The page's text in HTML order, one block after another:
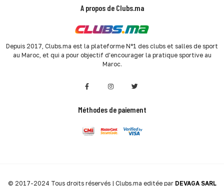
A propos de Clubs.ma
Depuis 2017, Clubs.ma est la plateforme N°1 des clubs et salles de sport
au Maroc, et qui a pour objectif d'encourager la pratique sportive au
Maroc.
Méthodes de paiement
© 2017-2024 Tous droits réservés | Clubs.ma editée par DEVAGA SARL